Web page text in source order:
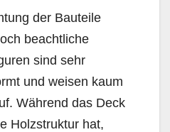
der Bauteile
beachtliche
sind sehr
und weisen kaum
Während das Deck
Holzstruktur hat,